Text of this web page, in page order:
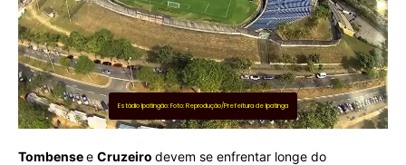
Estádio Ipatingão: Foto: Reprodução/Prefeitura de Ipatinga
Tombensee Cruzeiro devem se enfrentar longe do